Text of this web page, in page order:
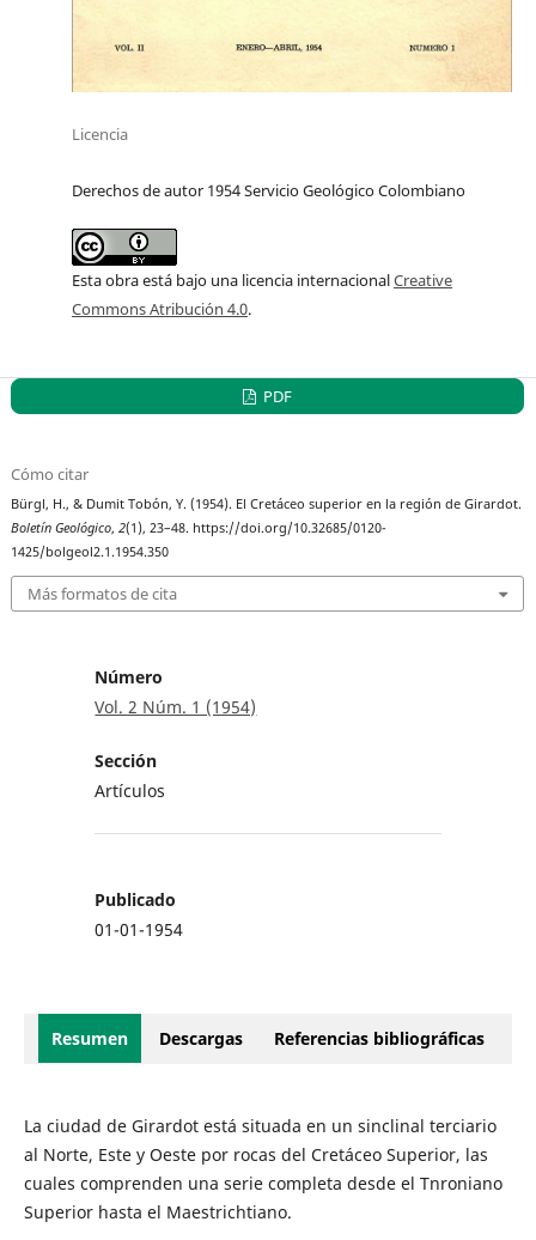
Licencia
Derechos de autor 1954 Servicio Geológico Colombiano
Esta obra está bajo una licencia internacionalCreative
Commons Atribución 4.0.
PDF
Cómo citar
Bürgl, H., & Dumit Tobón, Y. (1954). El Cretáceo superior en la región de Girardot.
Boletín Geológico,2(1), 23–48. https://doi.org/10.32685/0120-
1425/bolgeol2.1.1954.350
Más formatos de cita
Número
Vol. 2 Núm. 1 (1954)
Sección
Artículos
Publicado
01-01-1954
Resumen Descargas Referencias bibliográficas
La ciudad de Girardot está situada en un sinclinal terciario
al Norte, Este y Oeste por rocas del Cretáceo Superior, las
cuales comprenden una serie completa desde el Tnroniano
Superior hasta el Maestrichtiano.